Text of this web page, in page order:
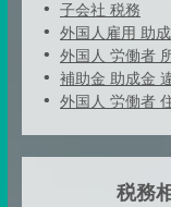
子会社 税務
外国人雇用 助
外国人 労働者
補助金 助成金
外国人 労働者
税務